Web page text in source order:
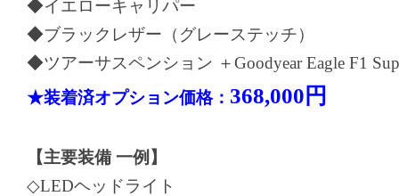
◆イエローキャリパー
◆ブラックレザー（グレーステッチ）
◆ツアーサスペンション ＋Goodyear Eagle F1
★装着済オプション価格： 368,000円
【主要装備 一例】
◇LEDヘッドライト